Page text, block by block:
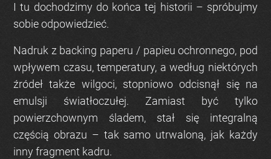
I tu dochodzimy do końca tej historii – spróbujmy
sobie odpowiedzieć.
Nadruk z backing paperu / papieu ochronnego, pod
wpływem czasu, temperatury, a według niektórych
źródeł także wilgoci, stopniowo odcisnął się na
emulsji światłoczułej. Zamiast być tylko
powierzchownym śladem, stał się integralną
częścią obrazu – tak samo utrwaloną, jak każdy
inny fragment kadru.